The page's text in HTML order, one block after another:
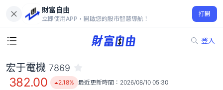
財富自由
立即使用APP，開啟您的股市智慧導航！
打開
登入
382.00
2.18%
宏于電機 7869
382.00 2.18% 最近更新時間： 2026/08/10 05:30